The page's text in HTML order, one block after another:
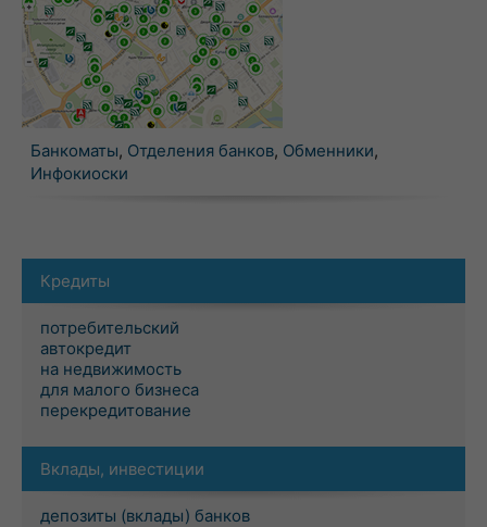
Банкоматы, Отделения банков, Обменники,
Инфокиоски
Кредиты
потребительский
автокредит
на недвижимость
для малого бизнеса
перекредитование
Вклады, инвестиции
депозиты (вклады) банков